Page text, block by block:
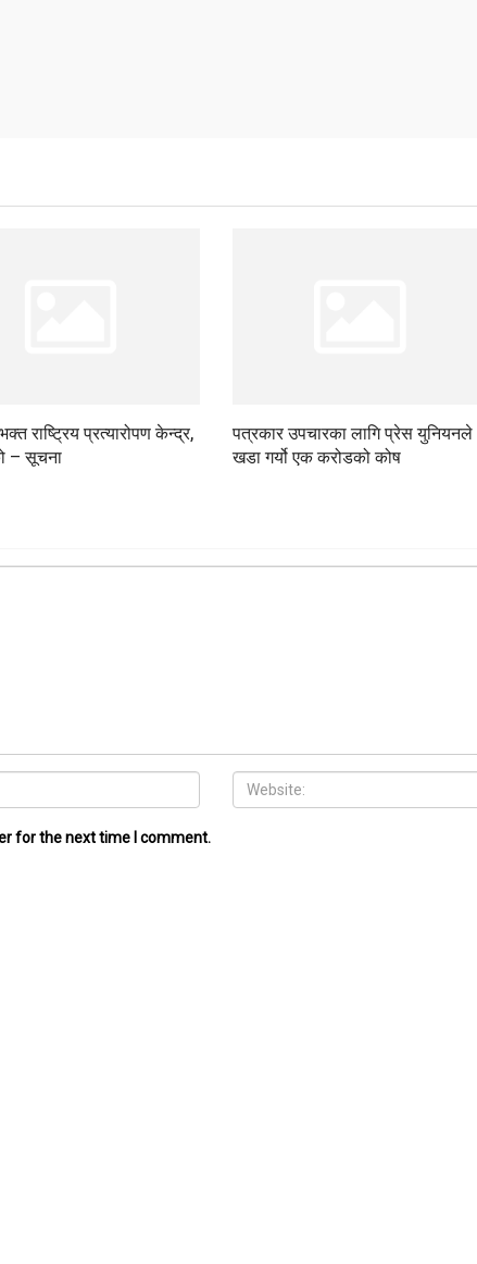
राष्ट्रिय प्रत्यारोपण केन्द्र,
– सूचना
पत्रकार उपचारका लागि प्रेस युनियनले
खडा गर्यो एक करोडको कोष
for the next time I comment.